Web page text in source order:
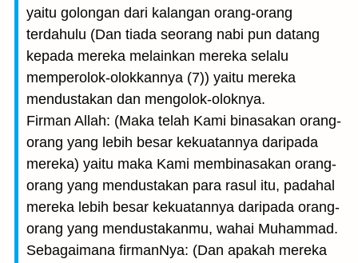
yaitu golongan dari kalangan orang-orang
terdahulu (Dan tiada seorang nabi pun datang
kepada mereka melainkan mereka selalu
memperolok-olokkannya (7)) yaitu mereka
mendustakan dan mengolok-oloknya.
Firman Allah: (Maka telah Kami binasakan orang-
orang yang lebih besar kekuatannya daripada
mereka) yaitu maka Kami membinasakan orang-
orang yang mendustakan para rasul itu, padahal
mereka lebih besar kekuatannya daripada orang-
orang yang mendustakanmu, wahai Muhammad.
Sebagaimana firmanNya: (Dan apakah mereka